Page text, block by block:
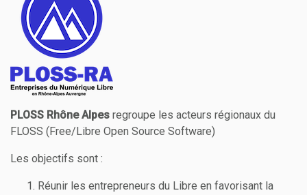
PLOSS Rhône Alpes regroupe les acteurs régionaux du
FLOSS (Free/Libre Open Source Software)
Les objectifs sont :
Réunir les entrepreneurs du Libre en favorisant la